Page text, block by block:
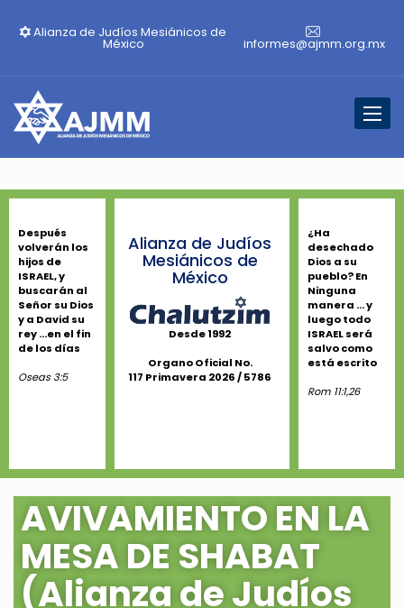
Alianza de Judíos Mesiánicos de
México informes@ajmm.org.mx
Después
volverán los
hijos de
ISRAEL, y
buscarán al
Señor su Dios
y a David su
rey ...en el fin
de los días
Oseas 3:5
Alianza de Judíos
Mesiánicos de
México
Desde 1992
Organo Oficial No.
117 Primavera 2026 / 5786
¿Ha
desechado
Dios a su
pueblo? En
Ninguna
manera ... y
luego todo
ISRAEL será
salvo como
está escrito
Rom 11:1,26
AVIVAMIENTO EN LA
MESA DE SHABAT
(Alianza de Judíos